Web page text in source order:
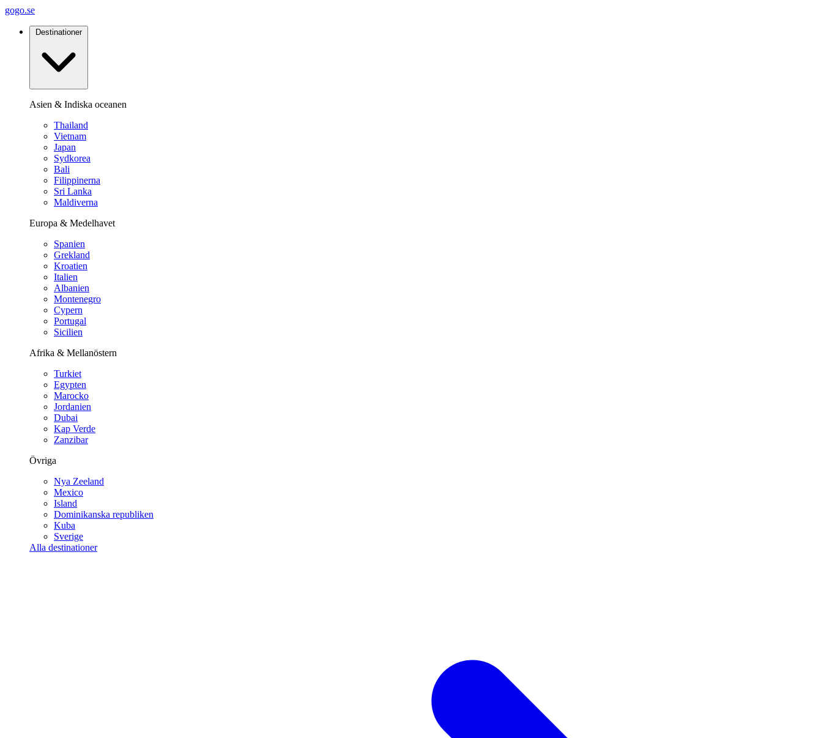
gogo.se
Destinationer
Asien & Indiska oceanen
Thailand
Vietnam
Japan
Sydkorea
Bali
Filippinerna
Sri Lanka
Maldiverna
Europa & Medelhavet
Spanien
Grekland
Kroatien
Italien
Albanien
Montenegro
Cypern
Portugal
Sicilien
Afrika & Mellanöstern
Turkiet
Egypten
Marocko
Jordanien
Dubai
Kap Verde
Zanzibar
Övriga
Nya Zeeland
Mexico
Island
Dominikanska republiken
Kuba
Sverige
Alla destinationer